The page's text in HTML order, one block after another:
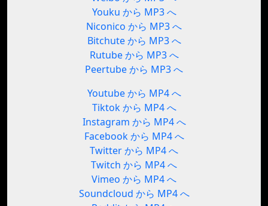
Youku から MP3 へ
Niconico から MP3 へ
Bitchute から MP3 へ
Rutube から MP3 へ
Peertube から MP3 へ
Youtube から MP4 へ
Tiktok から MP4 へ
Instagram から MP4 へ
Facebook から MP4 へ
Twitter から MP4 へ
Twitch から MP4 へ
Vimeo から MP4 へ
Soundcloud から MP4 へ